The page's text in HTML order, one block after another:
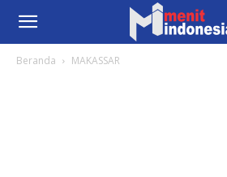
Beranda MAKASSAR